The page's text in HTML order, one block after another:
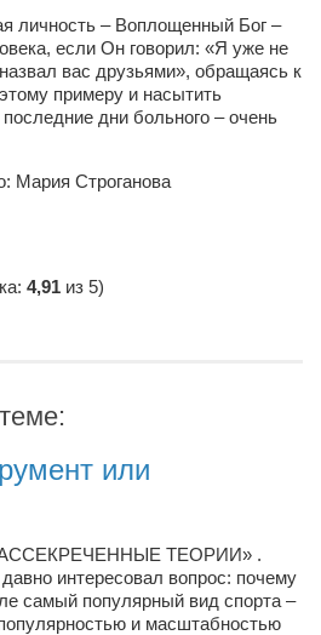
личность – Воплощенный Бог –
если Он говорил: «Я уже не
вас друзьями», обращаясь к
примеру и насытить
дни больного – очень
Мария Строганова
4,91 из 5)
или
ТЕОРИИ» .
интересовал вопрос: почему
самый популярный вид спорта –
и масштабностью